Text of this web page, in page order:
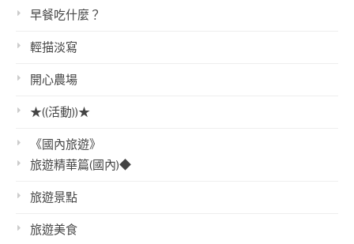
早餐吃什麼？
輕描淡寫
開心農場
★((活動))★
《國內旅遊》
旅遊精華篇(國內)◆
旅遊景點
旅遊美食